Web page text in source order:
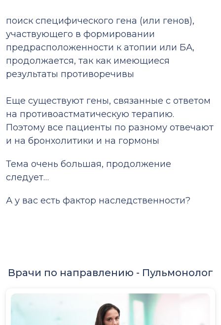
поиск специфического гена (или генов),
участвующего в формировании
предрасположенности к атопии или БА,
продолжается, так как имеющиеся
результаты противоречивы
Еще существуют гены, связанные с ответом
на противоастматическую терапию.
Поэтому все пациенты по разному отвечают
и на бронхолитики и на гормоны
Тема очень большая, продолжение
следует…
А у вас есть фактор наследственности?
Врачи по направлению - Пульмонолог